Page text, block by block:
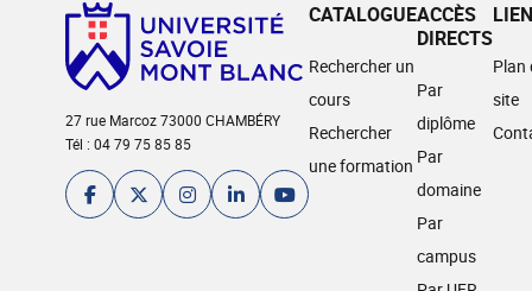
27 rue Marcoz 73000 CHAMBÉRY
Tél : 04 79 75 85 85
CATALOGUE
Rechercher un
cours
Rechercher
une formation
ACCÈS
DIRECTS
Par
diplôme
Par
domaine
Par
campus
Plan
site